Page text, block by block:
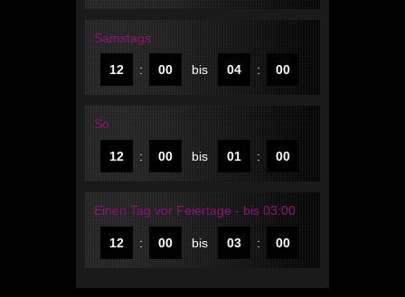
Samstags
12 : 00 bis 04 : 00
So
12 : 00 bis 01 : 00
Einen Tag vor Feiertage - bis 03:00
12 : 00 bis 03 : 00